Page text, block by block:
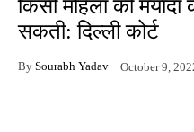
किसी महिला की
सकती: दिल्ली कोर्ट
By Sourabh Yadav October 9,